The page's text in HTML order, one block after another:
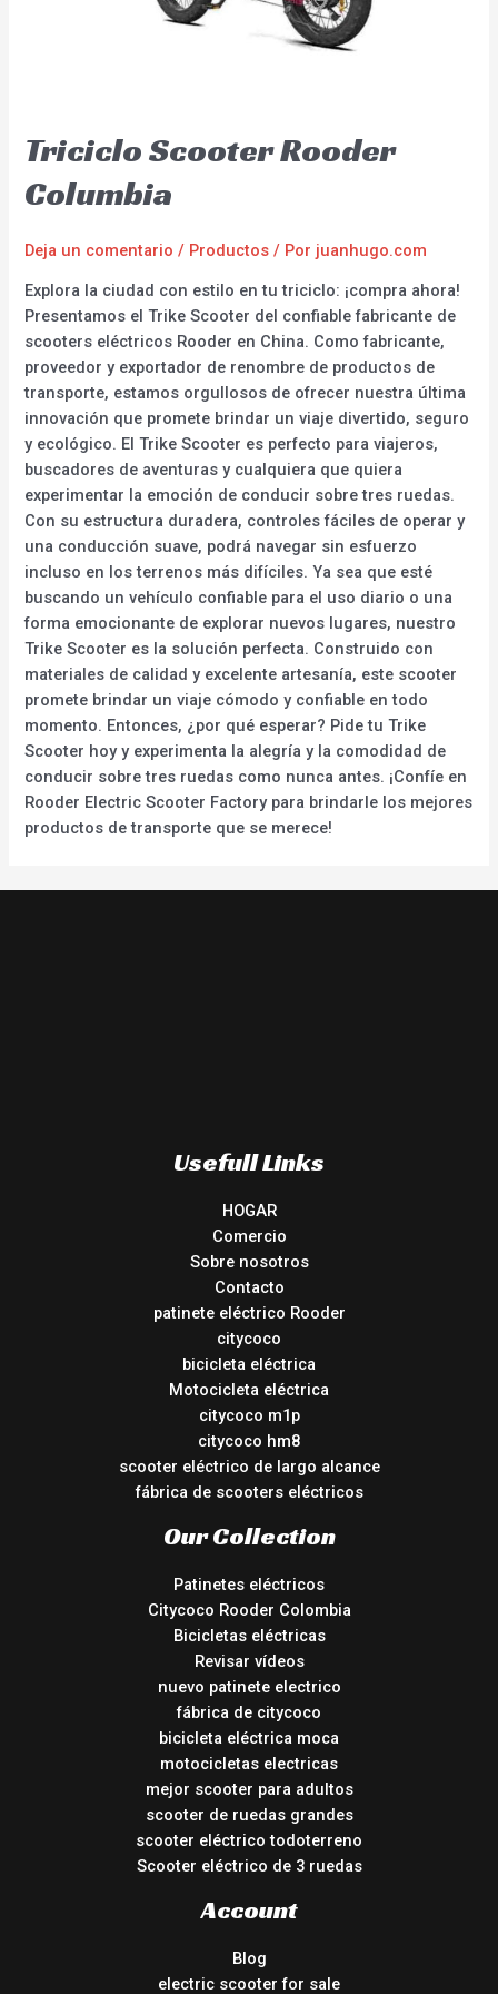
Triciclo Scooter Rooder
Columbia
Deja un comentario / Productos / Por juanhugo.com
Explora la ciudad con estilo en tu triciclo: ¡compra ahora!
Presentamos el Trike Scooter del confiable fabricante de
scooters eléctricos Rooder en China. Como fabricante,
proveedor y exportador de renombre de productos de
transporte, estamos orgullosos de ofrecer nuestra última
innovación que promete brindar un viaje divertido, seguro
y ecológico. El Trike Scooter es perfecto para viajeros,
buscadores de aventuras y cualquiera que quiera
experimentar la emoción de conducir sobre tres ruedas.
Con su estructura duradera, controles fáciles de operar y
una conducción suave, podrá navegar sin esfuerzo
incluso en los terrenos más difíciles. Ya sea que esté
buscando un vehículo confiable para el uso diario o una
forma emocionante de explorar nuevos lugares, nuestro
Trike Scooter es la solución perfecta. Construido con
materiales de calidad y excelente artesanía, este scooter
promete brindar un viaje cómodo y confiable en todo
momento. Entonces, ¿por qué esperar? Pide tu Trike
Scooter hoy y experimenta la alegría y la comodidad de
conducir sobre tres ruedas como nunca antes. ¡Confíe en
Rooder Electric Scooter Factory para brindarle los mejores
productos de transporte que se merece!
Usefull Links
HOGAR
Comercio
Sobre nosotros
Contacto
patinete eléctrico Rooder
citycoco
bicicleta eléctrica
Motocicleta eléctrica
citycoco m1p
citycoco hm8
scooter eléctrico de largo alcance
fábrica de scooters eléctricos
Our Collection
Patinetes eléctricos
Citycoco Rooder Colombia
Bicicletas eléctricas
Revisar vídeos
nuevo patinete electrico
fábrica de citycoco
bicicleta eléctrica moca
motocicletas electricas
mejor scooter para adultos
scooter de ruedas grandes
scooter eléctrico todoterreno
Scooter eléctrico de 3 ruedas
Account
Blog
electric scooter for sale